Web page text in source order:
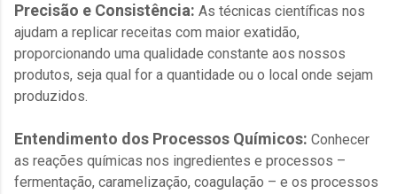
Precisão e Consistência: As técnicas científicas nos
ajudam a replicar receitas com maior exatidão,
proporcionando uma qualidade constante aos nossos
produtos, seja qual for a quantidade ou o local onde sejam
produzidos.
Entendimento dos Processos Químicos: Conhecer
as reações químicas nos ingredientes e processos –
fermentação, caramelização, coagulação – e os processos